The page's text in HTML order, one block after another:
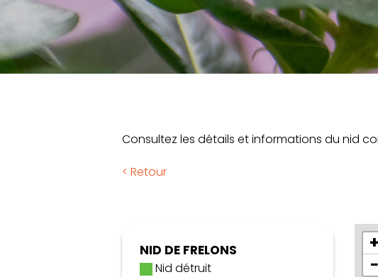
Consultez les détails et informations du nid
< Retour
NID DE FRELONS
Nid détruit
+
−